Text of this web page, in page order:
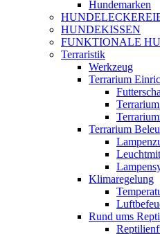
Hundemarken
HUNDEKISSEN
FUNKTIONALE
Terraristik
Werkzeug
Terrarium
Terrarium
Klimaregelung
Rund ums